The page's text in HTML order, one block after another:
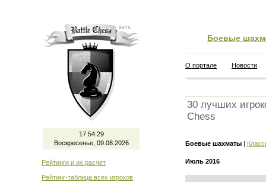
17:54:30
Воскресенье, 09.08.2026
Рейтинги и их расчет
Рейтинг-таблица всех игроков
Боевые
О портале Новости
30 лучших
Chess
Боевые шахматы |
Июль 2016